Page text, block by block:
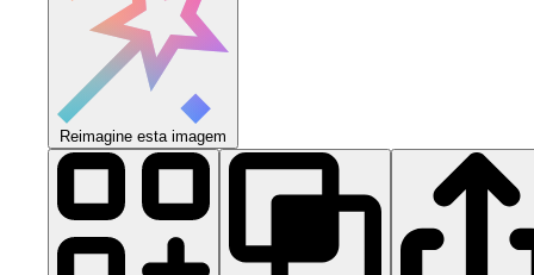
Reimagine esta imagem